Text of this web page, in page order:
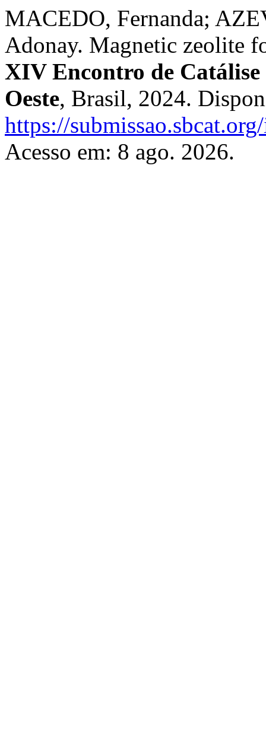
MACEDO, Fernanda;
Adonay. Magnetic zeolite
XIV Encontro de
Oeste, Brasil, 2024.
https://
Acesso em: 8 ago. 2026.